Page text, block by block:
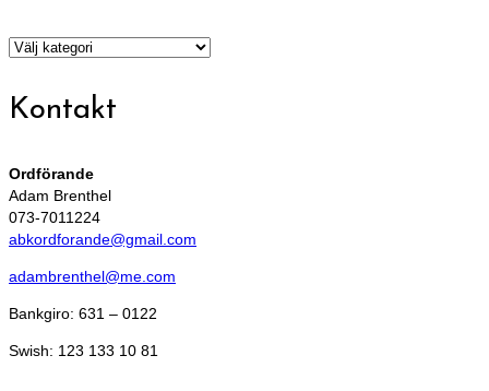
Tidigare
Kontakt
Ordförande
Adam Brenthel
073-7011224
abkordforande@gmail.com
adambrenthel@me.com
Bankgiro: 631 – 0122
Swish: 123 133 10 81